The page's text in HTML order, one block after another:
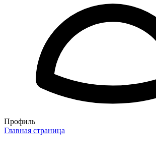
Профиль
Главная страница